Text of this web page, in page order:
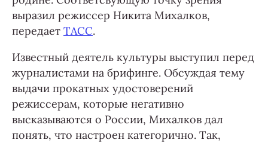
выразил режиссер Никита Михалков,
передает ТАСС.
Известный деятель культуры выступил перед
журналистами на брифинге. Обсуждая тему
выдачи прокатных удостоверений
режиссерам, которые негативно
высказываются о России, Михалков дал
понять, что настроен категорично. Так,